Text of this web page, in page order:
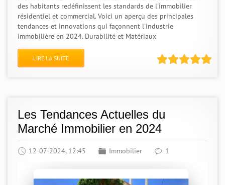
des habitants redéfinissent les standards de l'immobilier
résidentiel et commercial. Voici un aperçu des principales
tendances et innovations qui façonnent l'industrie
immobilière en 2024. Durabilité et Matériaux
LIRE LA SUITE
Les Tendances Actuelles du
Marché Immobilier en 2024
12-07-2024, 12:45 Immobilier 1